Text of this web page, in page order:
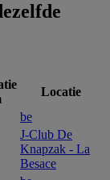
Locatie
be
J-Club De
Knapzak - La
Besace